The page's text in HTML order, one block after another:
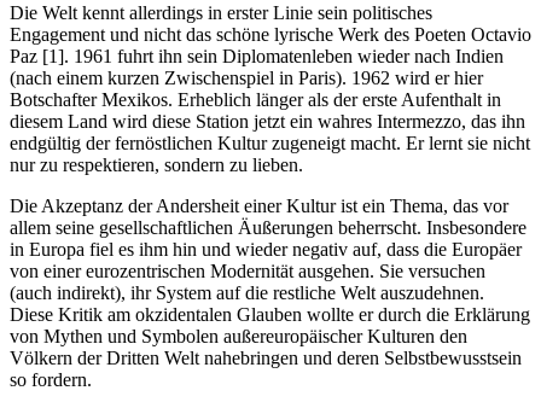
Die Welt kennt allerdings in erster Linie sein politisches
Engagement und nicht das schöne lyrische Werk des Poeten Octavio
Paz [1]. 1961 fuhrt ihn sein Diplomatenleben wieder nach Indien
(nach einem kurzen Zwischenspiel in Paris). 1962 wird er hier
Botschafter Mexikos. Erheblich länger als der erste Aufenthalt in
diesem Land wird diese Station jetzt ein wahres Intermezzo, das ihn
endgültig der fernöstlichen Kultur zugeneigt macht. Er lernt sie nicht
nur zu respektieren, sondern zu lieben.
Die Akzeptanz der Andersheit einer Kultur ist ein Thema, das vor
allem seine gesellschaftlichen Äußerungen beherrscht. Insbesondere
in Europa fiel es ihm hin und wieder negativ auf, dass die Europäer
von einer eurozentrischen Modernität ausgehen. Sie versuchen
(auch indirekt), ihr System auf die restliche Welt auszudehnen.
Diese Kritik am okzidentalen Glauben wollte er durch die Erklärung
von Mythen und Symbolen außereuropäischer Kulturen den
Völkern der Dritten Welt nahebringen und deren Selbstbewusstsein
so fordern.